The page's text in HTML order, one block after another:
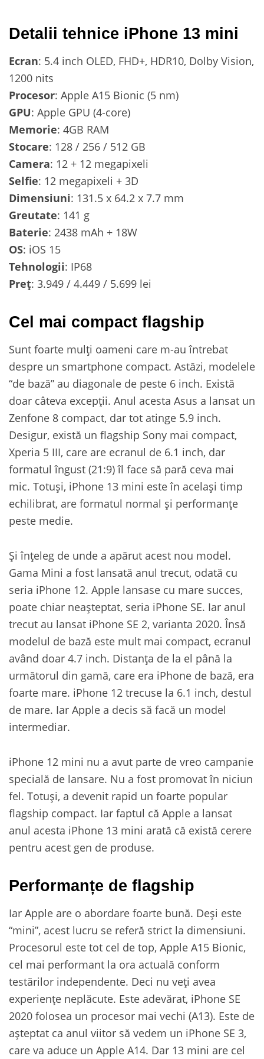
Detalii tehnice iPhone 13 mini
Ecran: 5.4 inch OLED, FHD+, HDR10, Dolby Vision,
1200 nits
Procesor: Apple A15 Bionic (5 nm)
GPU: Apple GPU (4-core)
Memorie: 4GB RAM
Stocare: 128 / 256 / 512 GB
Camera: 12 + 12 megapixeli
Selfie: 12 megapixeli + 3D
Dimensiuni: 131.5 x 64.2 x 7.7 mm
Greutate: 141 g
Baterie: 2438 mAh + 18W
OS: iOS 15
Tehnologii: IP68
Preț: 3.949 / 4.449 / 5.699 lei
Cel mai compact flagship
Sunt foarte mulți oameni care m-au întrebat
despre un smartphone compact. Astăzi, modelele
“de bază” au diagonale de peste 6 inch. Există
doar câteva excepții. Anul acesta Asus a lansat un
Zenfone 8 compact, dar tot atinge 5.9 inch.
Desigur, există un flagship Sony mai compact,
Xperia 5 III, care are ecranul de 6.1 inch, dar
formatul îngust (21:9) îl face să pară ceva mai
mic. Totuși, iPhone 13 mini este în același timp
echilibrat, are formatul normal și performanțe
peste medie.
Și înțeleg de unde a apărut acest nou model.
Gama Mini a fost lansată anul trecut, odată cu
seria iPhone 12. Apple lansase cu mare succes,
poate chiar neașteptat, seria iPhone SE. Iar anul
trecut au lansat iPhone SE 2, varianta 2020. Însă
modelul de bază este mult mai compact, ecranul
având doar 4.7 inch. Distanța de la el până la
următorul din gamă, care era iPhone de bază, era
foarte mare. iPhone 12 trecuse la 6.1 inch, destul
de mare. Iar Apple a decis să facă un model
intermediar.
iPhone 12 mini nu a avut parte de vreo campanie
specială de lansare. Nu a fost promovat în niciun
fel. Totuși, a devenit rapid un foarte popular
flagship compact. Iar faptul că Apple a lansat
anul acesta iPhone 13 mini arată că există cerere
pentru acest gen de produse.
Performanțe de flagship
Iar Apple are o abordare foarte bună. Deși este
“mini”, acest lucru se referă strict la dimensiuni.
Procesorul este tot cel de top, Apple A15 Bionic,
cel mai performant la ora actuală conform
testărilor independente. Deci nu veți avea
experiențe neplăcute. Este adevărat, iPhone SE
2020 folosea un procesor mai vechi (A13). Este de
așteptat ca anul viitor să vedem un iPhone SE 3,
care va aduce un Apple A14. Dar 13 mini are cel